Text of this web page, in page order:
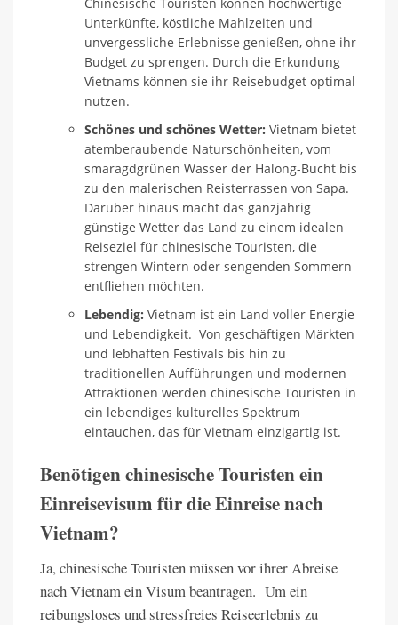
Unterkünfte, köstliche Mahlzeiten und
unvergessliche Erlebnisse genießen, ohne ihr
Budget zu sprengen. Durch die Erkundung
Vietnams können sie ihr Reisebudget optimal
nutzen.
Schönes und schönes Wetter: Vietnam bietet
atemberaubende Naturschönheiten, vom
smaragdgrünen Wasser der Halong-Bucht bis
zu den malerischen Reisterrassen von Sapa.
Darüber hinaus macht das ganzjährig
günstige Wetter das Land zu einem idealen
Reiseziel für chinesische Touristen, die
strengen Wintern oder sengenden Sommern
entfliehen möchten.
Lebendig: Vietnam ist ein Land voller Energie
und Lebendigkeit. Von geschäftigen Märkten
und lebhaften Festivals bis hin zu
traditionellen Aufführungen und modernen
Attraktionen werden chinesische Touristen in
ein lebendiges kulturelles Spektrum
eintauchen, das für Vietnam einzigartig ist.
Benötigen chinesische Touristen ein
Einreisevisum für die Einreise nach
Vietnam?
Ja, chinesische Touristen müssen vor ihrer Abreise
nach Vietnam ein Visum beantragen. Um ein
reibungsloses und stressfreies Reiseerlebnis zu